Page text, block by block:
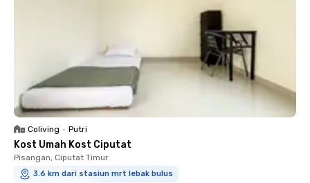
Coliving • Putri
Kost Umah Kost Ciputat
Pisangan, Ciputat Timur
3.6 km dari stasiun mrt lebak bulus